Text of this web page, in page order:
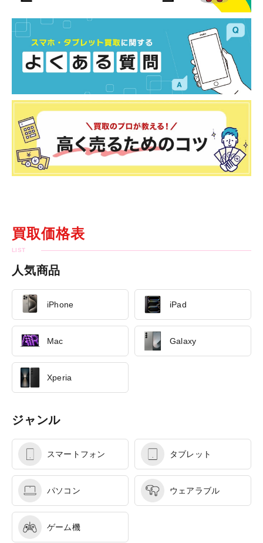
買取価格表
人気商品
iPhone iPad
Mac Galaxy
Xperia
ジャンル
スマートフォン タブレット
パソコン ウェアラブル
ゲーム機